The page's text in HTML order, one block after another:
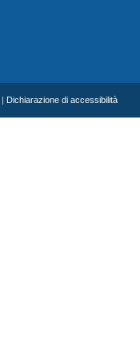
Dichiarazione di accessibilità